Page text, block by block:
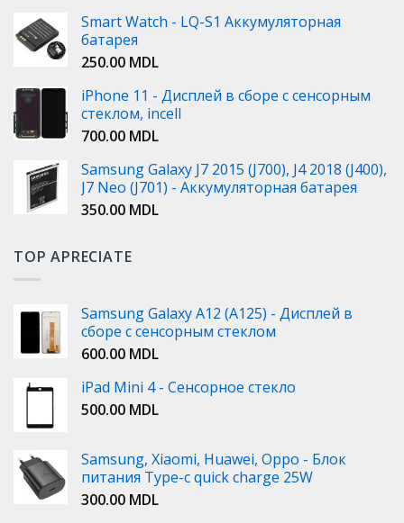
Smart Watch - LQ-S1 Аккумуляторная
батарея
250.00 MDL
iPhone 11 - Дисплей в сборе с сенсорным
стеклом, incell
700.00 MDL
Samsung Galaxy J7 2015 (J700), J4 2018 (J400),
J7 Neo (J701) - Аккумуляторная батарея
350.00 MDL
TOP APRECIATE
Samsung Galaxy A12 (A125) - Дисплей в
сборе с сенсорным стеклом
600.00 MDL
iPad Mini 4 - Сенсорное стекло
500.00 MDL
Samsung, Xiaomi, Huawei, Oppo - Блок
питания Type-c quick charge 25W
300.00 MDL